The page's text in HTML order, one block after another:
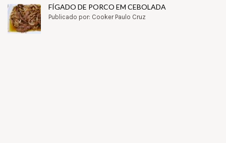
FÍGADO DE PORCO EM CEBOLADA
Publicado por: Cooker Paulo Cruz